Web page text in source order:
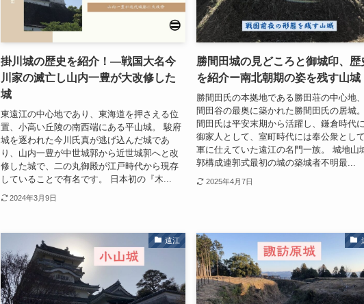
掛川城の歴史を紹介！―戦国大名今
川家の滅亡し山内一豊が大改修した
城
東遠江の中心地であり、東海道を押さえる位
置、小高い丘陵の南西端にある平山城。 駿府
城を逐われた今川氏真が逃げ込んだ城であ
り、山内一豊が中世城郭から近世城郭へと改
修した城で、二の丸御殿が江戸時代から現存
していることで有名です。 日本初の『木...
2024年3月9日
勝間田城の見どころと御城印、歴
を紹介ー南北朝期の姿を残す山城
勝間田氏の本拠地である勝田荘の中心地
間田谷の最奥に築かれた勝間田氏の居城
間田氏は平安末期から活躍し、鎌倉時代
御家人として、室町時代には奉公衆とし
軍に仕えていた遠江の名門一族。 城地山
郭構成連郭式最初の城の築城者不明最...
2025年4月7日
遠江